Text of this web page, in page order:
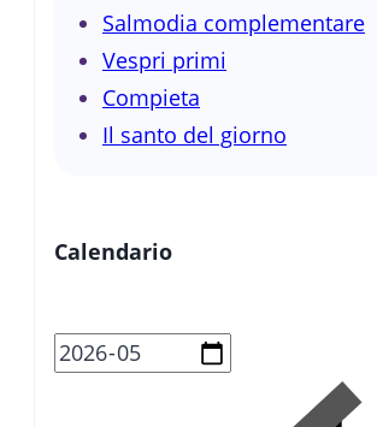
Salmodia complementare
Vespri primi
Compieta
Il santo del giorno
Calendario